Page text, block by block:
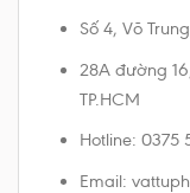
Số 4, Võ
​28A đường
TP.HCM
Hotline: 0375
Email: